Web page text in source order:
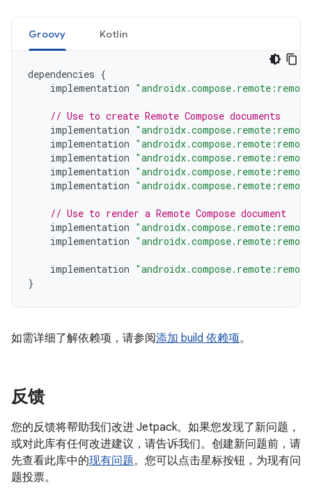
Groovy Kotlin
dependencies {
implementation
// Use to create Remote Compose documents
implementation
implementation
implementation
implementation
implementation
// Use to render a Remote Compose document
implementation
implementation
implementation
}
如需详细了解依赖项，请参阅添加 build 依赖项。
反馈
您的反馈将帮助我们改进 Jetpack。如果您发现了新问题，
或对此库有任何改进建议，请告诉我们。创建新问题前，请
先查看此库中的现有问题。您可以点击星标按钮，为现有问
题投票。